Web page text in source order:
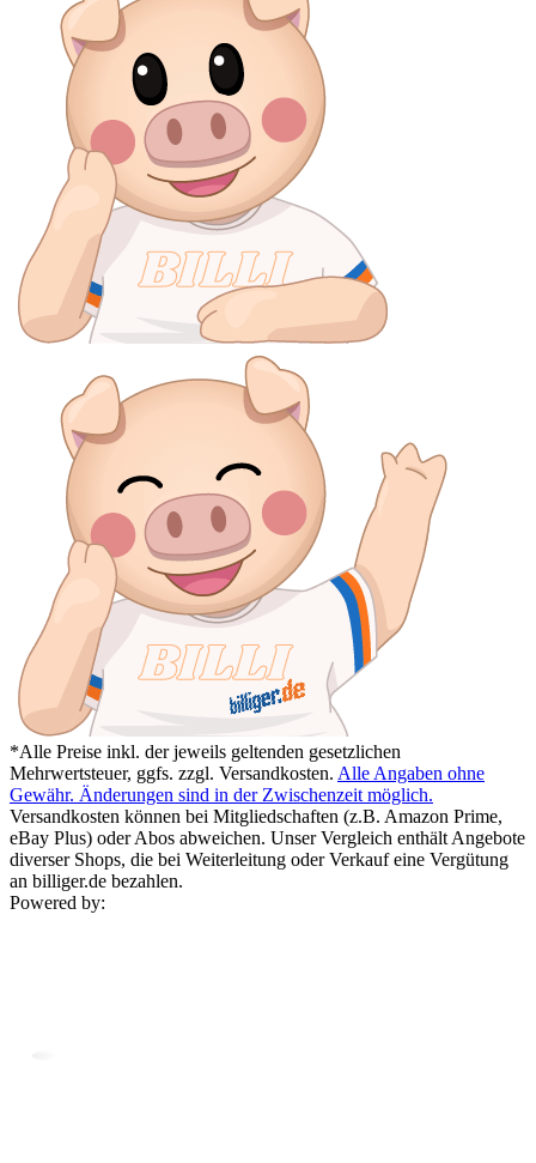
*Alle Preise inkl. der jeweils geltenden gesetzlichen
Mehrwertsteuer, ggfs. zzgl. Versandkosten. Alle Angaben ohne
Gewähr. Änderungen sind in der Zwischenzeit möglich.
Versandkosten können bei Mitgliedschaften (z.B. Amazon Prime,
eBay Plus) oder Abos abweichen. Unser Vergleich enthält Angebote
diverser Shops, die bei Weiterleitung oder Verkauf eine Vergütung
an billiger.de bezahlen.
Powered by: